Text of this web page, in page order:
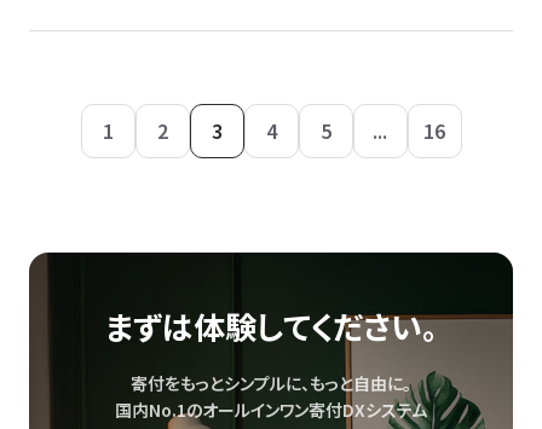
1 2 3 4 5 ... 16
まずは体験してください。
寄付をもっとシンプルに、もっと自由に。
国内No.1のオールインワン寄付DXシステム